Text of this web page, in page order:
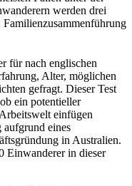
werden drei
für nach englischen
Alter, möglichen
gefragt. Dieser Test
ein potentieller
einfügen
eines
in Australien.
Einwanderer in dieser